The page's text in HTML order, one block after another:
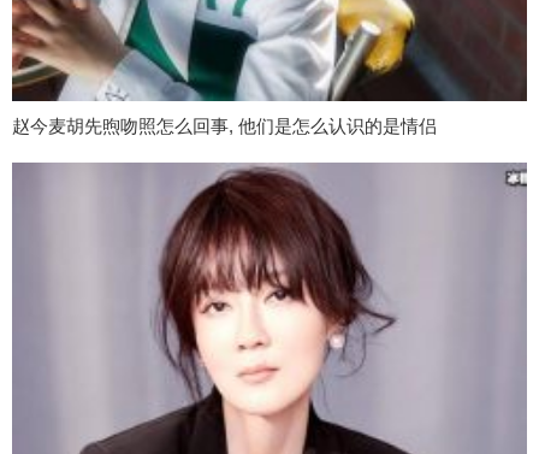
赵今麦胡先煦吻照怎么回事, 他们是怎么认识的是情侣